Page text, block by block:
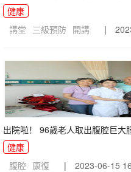
健康
講堂 三級預防 開講 |
出院啦！ 96歲老人取出腹腔巨大
健康
腹腔 康復 | 2023-06-15